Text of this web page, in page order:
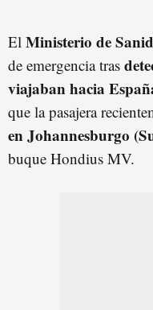
El Ministerio de
de emergencia tras
viajaban hacia
que la pasajera
en Johannesburgo
buque Hondius MV.